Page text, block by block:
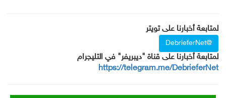
لمتابعة أخبارنا على تويتر
@DebrieferNet
لمتابعة أخبارنا على قناة "ديبريفر" في التليجرام
https://telegram.me/DebrieferNet